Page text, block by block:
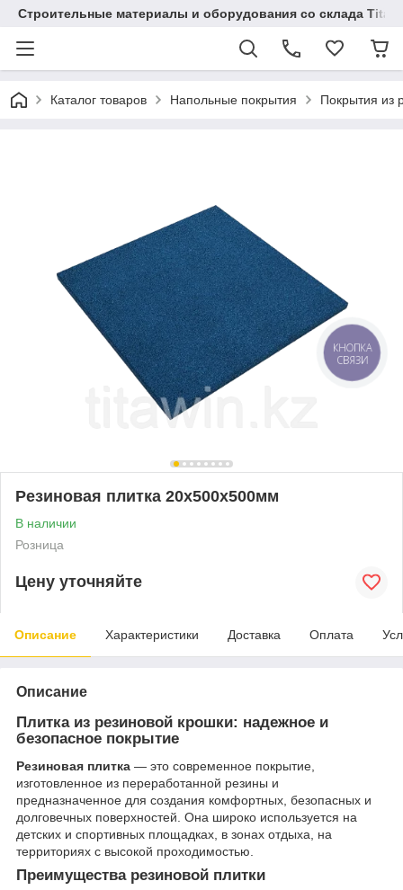
Строительные материалы и оборудования со склада
Каталог товаров Напольные покрытия Покрытия из
Резиновая плитка 20х500х500мм
В наличии
Розница
Цену уточняйте
Описание Характеристики Доставка Оплата
Описание
Плитка из резиновой крошки: надежное и
безопасное покрытие
Резиновая плитка — это современное покрытие,
изготовленное из переработанной резины и
предназначенное для создания комфортных, безопасных и
долговечных поверхностей. Она широко используется на
детских и спортивных площадках, в зонах отдыха, на
территориях с высокой проходимостью.
Преимущества резиновой плитки
КНОПКА
СВЯЗИ